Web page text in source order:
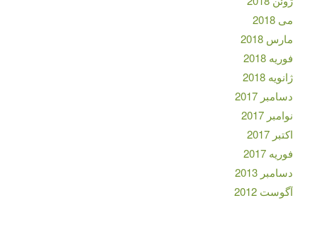
می 2018
مارس 2018
فوریه 2018
ژانویه 2018
دسامبر 2017
نوامبر 2017
اکتبر 2017
فوریه 2017
دسامبر 2013
آگوست 2012